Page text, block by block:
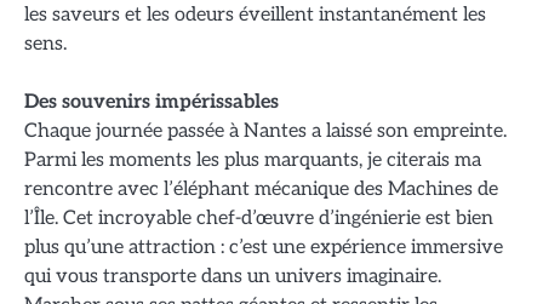
les saveurs et les odeurs éveillent instantanément les
sens.
Des souvenirs impérissables
Chaque journée passée à Nantes a laissé son empreinte.
Parmi les moments les plus marquants, je citerais ma
rencontre avec l’éléphant mécanique des Machines de
l’Île. Cet incroyable chef-d’œuvre d’ingénierie est bien
plus qu’une attraction : c’est une expérience immersive
qui vous transporte dans un univers imaginaire.